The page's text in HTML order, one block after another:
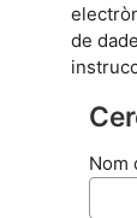
de
Nom